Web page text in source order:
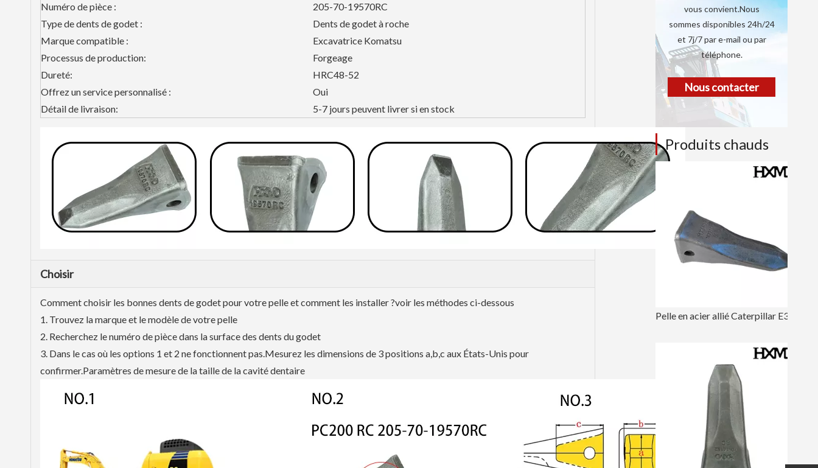
Numéro de pièce :
205-70-19570RC
Type de dents de godet :
Dents de godet à roche
Marque compatible :
Excavatrice Komatsu
Processus de production:
Forgeage
Dureté:
HRC48-52
Offrez un service personnalisé :
Oui
Détail de livraison:
5-7 jours peuvent livrer si en stock
Choisir
Comment choisir les bonnes dents de godet pour votre pelle et comment les installer ?voir les méthodes ci-dessous
1. Trouvez la marque et le modèle de votre pelle
2. Recherchez le numéro de pièce dans la surface des dents du godet
3. Dans le cas où les options 1 et 2 ne fonctionnent pas.Mesurez les dimensions de 3 positions a,b,c aux États-Unis pour
confirmer.Paramètres de mesure de la taille de la cavité dentaire
vous convient.Nous
sommes disponibles 24h/24
et 7j/7 par e-mail ou par
téléphone.
Nous contacter
Produits chauds